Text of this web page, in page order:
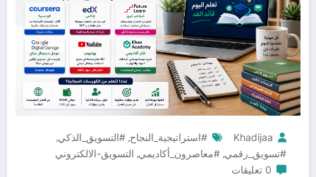
Khadijaa #استراتيجية_النجاح, #التسويق_الذكي,
#تسويق_رقمي, #معاصرون_أكاديمي, التسويق-الالكتروني
0 تعليقات